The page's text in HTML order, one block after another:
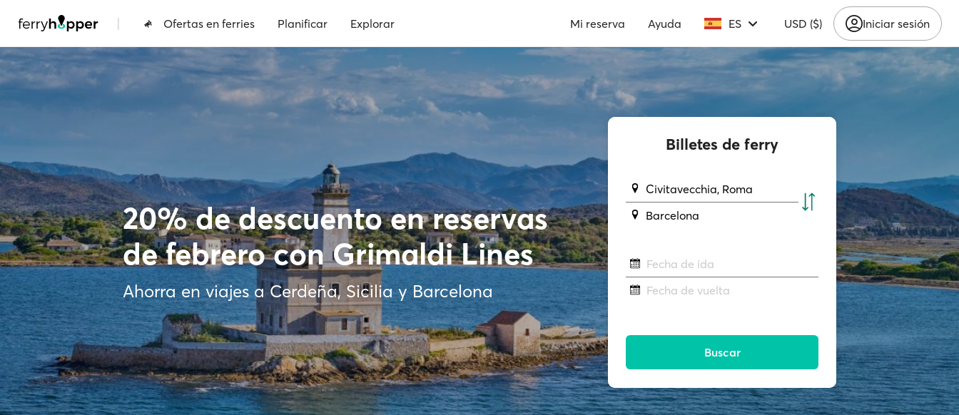
| Ofertas en ferries Planificar Explorar Mi reserva Ayuda ES USD ($) Iniciar sesión
20% de descuento en reservas
de febrero con Grimaldi Lines
Ahorra en viajes a Cerdeña, Sicilia y Barcelona
Billetes de ferry
Civitavecchia, Roma
Barcelona
Fecha de ida
Fecha de vuelta
Buscar